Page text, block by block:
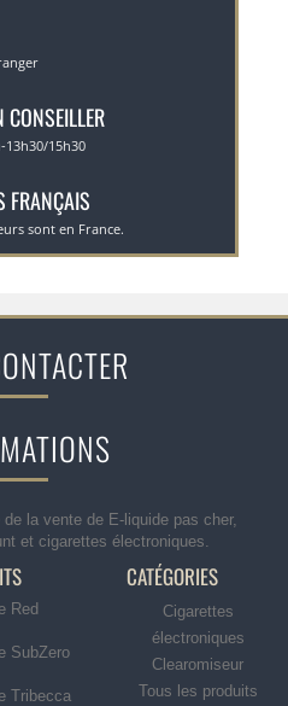
CONSEILLER
13h30/15h30
FRANÇAIS
sont en France.
la vente de E-liquide pas cher,
et cigarettes électroniques.
Red
SubZero
Tribecca
CATÉGORIES
Cigarettes
électroniques
Clearomiseur
Tous les produits